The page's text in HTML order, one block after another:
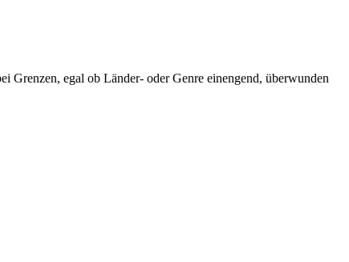
Grenzen, egal ob Länder- oder Genre einengend, überwunden